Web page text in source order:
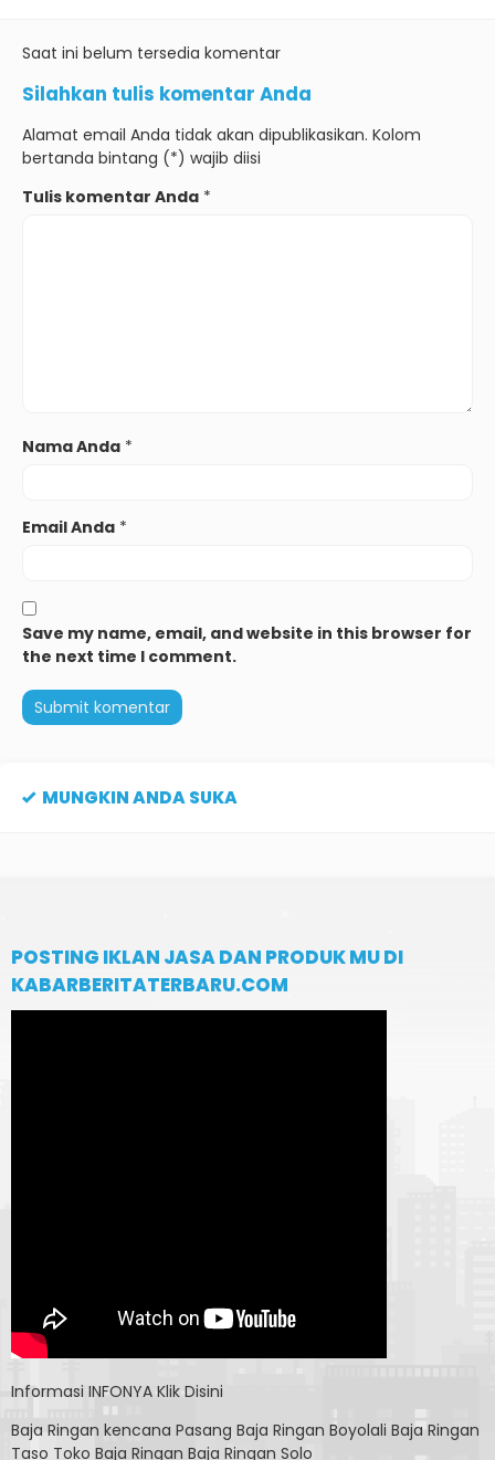
Saat ini belum tersedia komentar
Silahkan tulis komentar Anda
Alamat email Anda tidak akan dipublikasikan. Kolom
bertanda bintang (*) wajib diisi
Tulis komentar Anda *
Nama Anda *
Email Anda *
Save my name, email, and website in this browser for
the next time I comment.
MUNGKIN ANDA SUKA
POSTING IKLAN JASA DAN PRODUK MU DI
KABARBERITATERBARU.COM
Informasi INFONYA Klik Disini
Baja Ringan kencana Pasang Baja Ringan Boyolali Baja Ringan
Taso Toko Baja Ringan Baja Ringan Solo